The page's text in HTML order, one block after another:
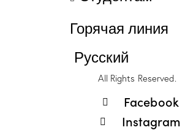
Горячая линия
Русский
All Rights Reserved.
Facebook
Instagram